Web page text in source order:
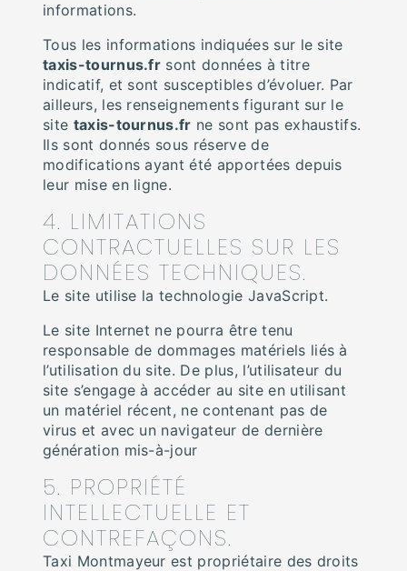
informations.
Tous les informations indiquées sur le site
taxis-tournus.fr sont données à titre
indicatif, et sont susceptibles d’évoluer. Par
ailleurs, les renseignements figurant sur le
site taxis-tournus.fr ne sont pas exhaustifs.
Ils sont donnés sous réserve de
modifications ayant été apportées depuis
leur mise en ligne.
4. LIMITATIONS
CONTRACTUELLES SUR LES
DONNÉES TECHNIQUES.
Le site utilise la technologie JavaScript.
Le site Internet ne pourra être tenu
responsable de dommages matériels liés à
l’utilisation du site. De plus, l’utilisateur du
site s’engage à accéder au site en utilisant
un matériel récent, ne contenant pas de
virus et avec un navigateur de dernière
génération mis-à-jour
5. PROPRIÉTÉ
INTELLECTUELLE ET
CONTREFAÇONS.
Taxi Montmayeur est propriétaire des droits